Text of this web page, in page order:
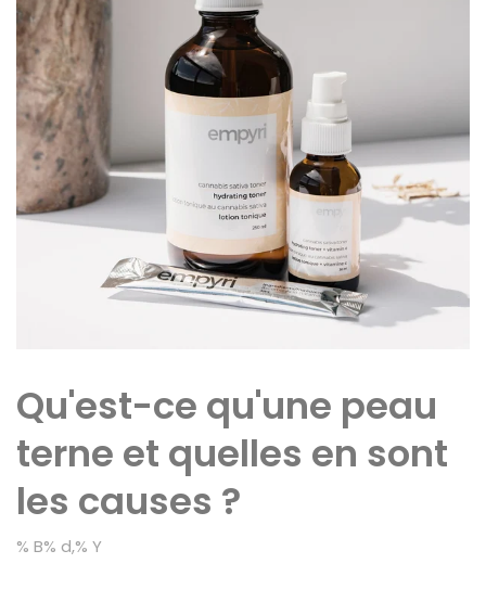
Qu'est-ce qu'une peau
terne et quelles en sont
les causes ?
% B% d,% Y